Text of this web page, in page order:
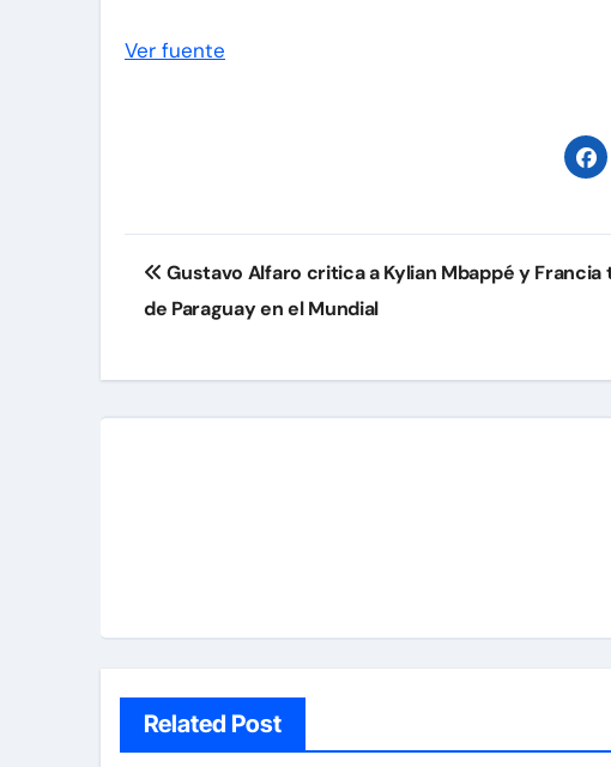
Ver fuente
Navegación
de
Gustavo Alfaro critica a Kylian Mbappé y Francia
de Paraguay en el Mundial
Related Post